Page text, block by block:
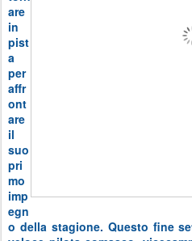
are
in
pist
a
per
affr
ont
are
il
suo
pri
mo
imp
egn
o della stagione. Questo fine